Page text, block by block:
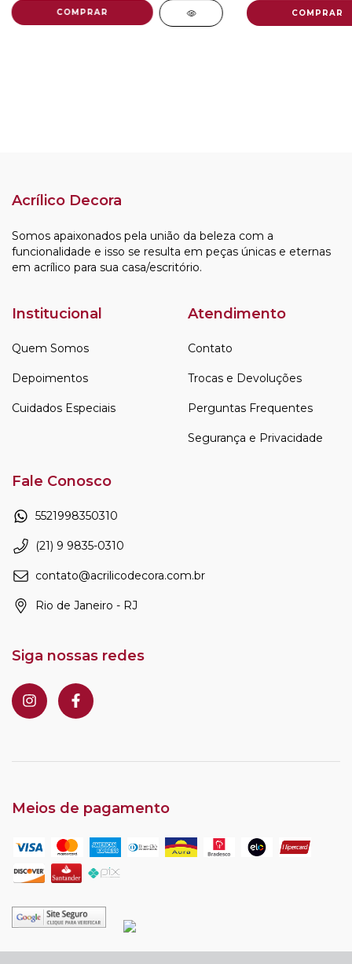
Acrílico Decora
Somos apaixonados pela união da beleza com a
funcionalidade e isso se resulta em peças únicas e eternas
em acrílico para sua casa/escritório.
Institucional
Quem Somos
Depoimentos
Cuidados Especiais
Atendimento
Contato
Trocas e Devoluções
Perguntas Frequentes
Segurança e Privacidade
Fale Conosco
5521998350310
(21) 9 9835-0310
contato@acrilicodecora.com.br
Rio de Janeiro - RJ
Siga nossas redes
Meios de pagamento